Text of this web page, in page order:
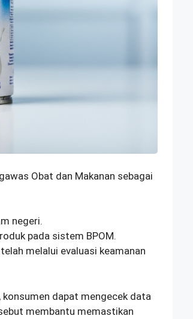
Obat dan Makanan sebagai
negeri.
pada sistem BPOM.
melalui evaluasi keamanan
dapat mengecek data
membantu memastikan